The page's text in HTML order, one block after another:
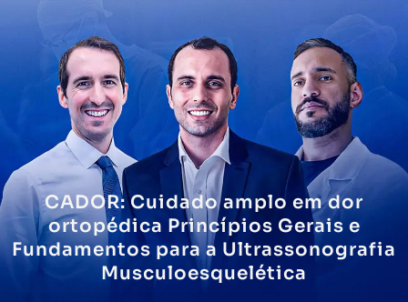
CADOR: Cuidado amplo em dor
ortopédica Princípios Gerais e
Fundamentos para a Ultrassonografia
Musculoesquelética